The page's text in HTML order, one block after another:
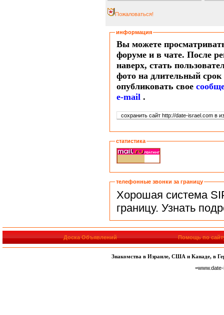
Пожаловаться!
информация
Вы можете
форуме и в чате. После
наверх, стать
фото на длительный
опубликовать свое
e-mail .
статистика
телефонные звонки за границу
Хорошая система
границу. Узнать
Доска Объявлений Помощь по
Знакомства в Израиле, США и Канаде, в